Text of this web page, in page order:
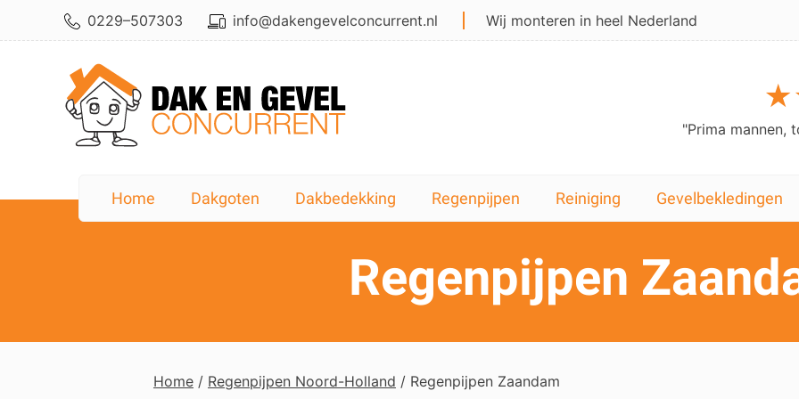
0229–507303 info@dakengevelconcurrent.nl Wij monteren in heel Nederland
★★★★
"Prima mannen, toen er toch nog kleine..." "Dak en
Home Dakgoten Dakbedekking Regenpijpen Reiniging Gevelbekledingen
Regenpijpen
Home/ Regenpijpen Noord-Holland / Regenpijpen Zaandam